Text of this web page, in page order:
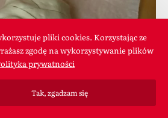
pliki cookies. Korzystając ze
zgodę na wykorzystywanie plików
prywatności
Tak, zgadzam się